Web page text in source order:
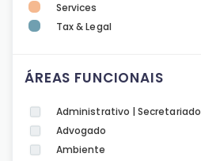
Services
Tax & Legal
ÁREAS FUNCIONAIS
Administrativo | Secretariado
Advogado
Ambiente